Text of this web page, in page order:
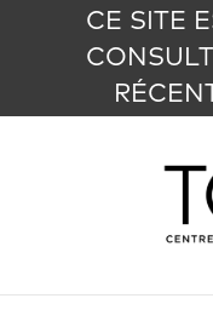
CE SITE